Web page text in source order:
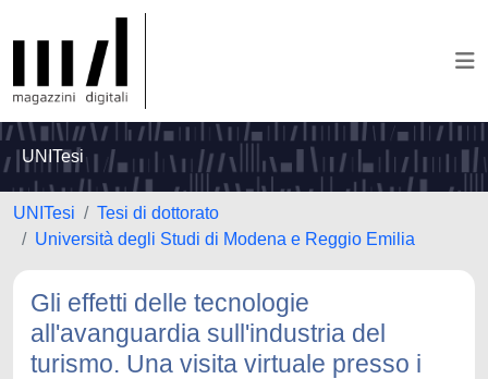
UNITesi
UNITesi
Tesi di dottorato
Università degli Studi di Modena e Reggio Emilia
Gli effetti delle tecnologie
all'avanguardia sull'industria del
turismo. Una visita virtuale presso i